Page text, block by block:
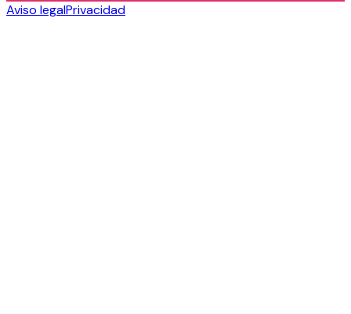
Aviso legalPrivacidad